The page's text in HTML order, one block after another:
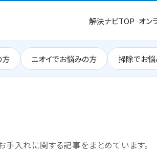
解決ナビTOP オン
方 ニオイでお悩みの方 掃除でお
手入れに関する記事をまとめています。